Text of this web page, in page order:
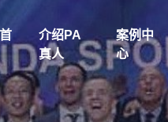
介绍PA
真人
案例中
心